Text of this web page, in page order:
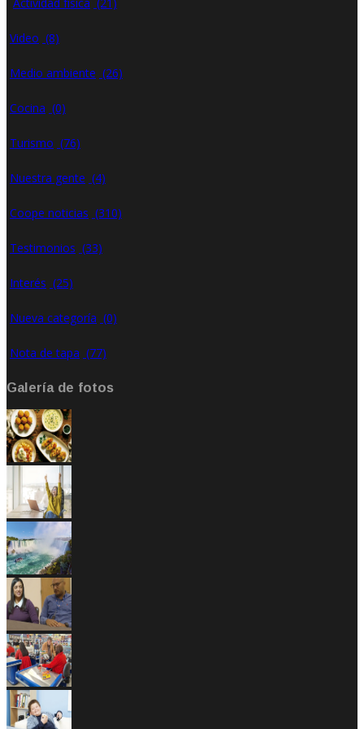
Actividad física (21)
Video (8)
Medio ambiente (26)
Cocina (0)
Turismo (76)
Nuestra gente (4)
Coope noticias (310)
Testimonios (33)
Interés (25)
Nueva categoría (0)
Nota de tapa (77)
Galería de fotos